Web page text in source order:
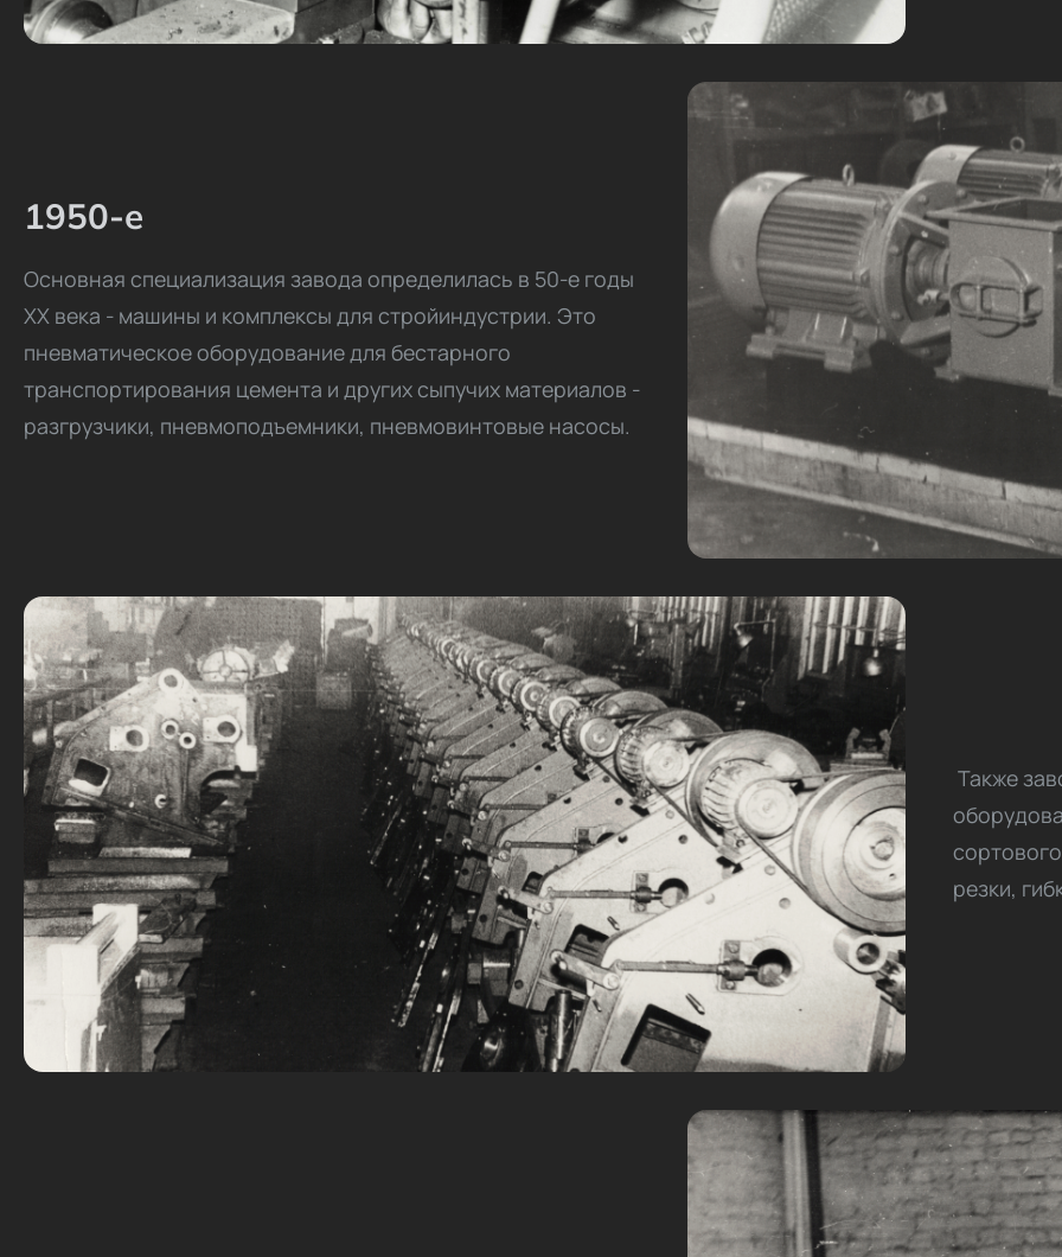
1950-e
Основная специализация завода определилась в 50-е годы
XX века - машины и комплексы для стройиндустрии. Это
пневматическое оборудование для бестарного
транспортирования цемента и других сыпучих материалов -
разгрузчики, пневмоподъемники, пневмовинтовые насосы.
Также
резки,